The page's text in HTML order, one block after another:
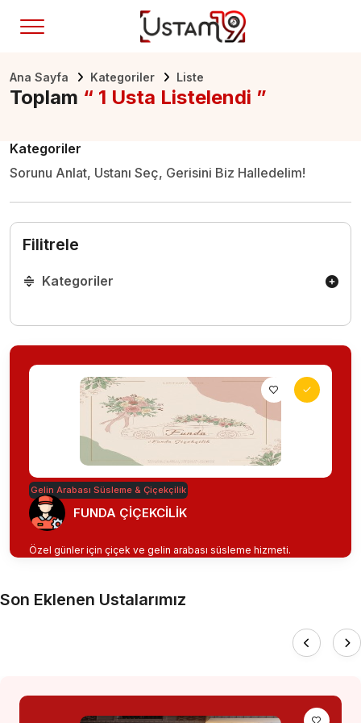
Ana Sayfa Kategoriler Liste
Toplam “ 1 Usta Listelendi ”
Kategoriler
Sorunu Anlat, Ustanı Seç, Gerisini Biz Halledelim!
Filitrele
Kategoriler
Gelin Arabası Süsleme & Çiçekçilik
FUNDA ÇİÇEKCİLİK
Özel günler için çiçek ve gelin arabası süsleme hizmeti.
Son Eklenen Ustalarımız